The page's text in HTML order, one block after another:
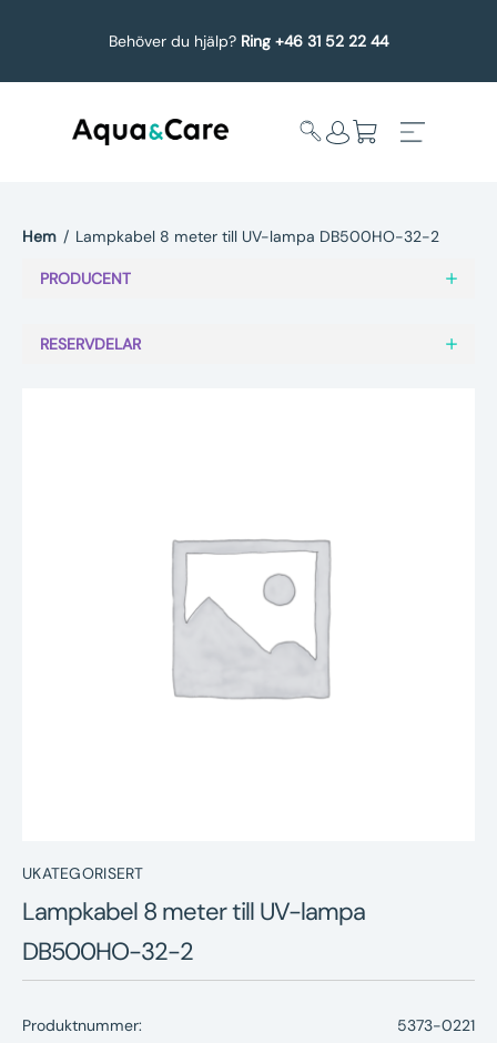
Behöver du hjälp? Ring +46 31 52 22 44
undermeny
Underhållstips
Kontakt
Hem / Lampkabel 8 meter till UV-lampa DB500HO-32-2
PRODUCENT
RESERVDELAR
UKATEGORISERT
Lampkabel 8 meter till UV-lampa
DB500HO-32-2
Produktnummer: 5373-0221